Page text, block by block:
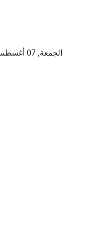
الجمعة, 07 أغسطس 2026 – 24 صفر 1448 هـ